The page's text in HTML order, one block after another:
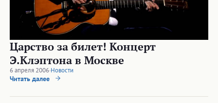
Царство за билет! Концерт
Э.Клэптона в Москве
6 апреля 2006·Новости
Читать далее